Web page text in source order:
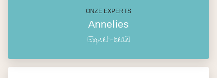
ONZE EXPERTS
Annelies
Expert-Israël